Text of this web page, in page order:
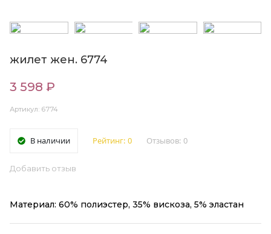
жилет жен. 6774
3 598 ₽
Артикул: 6774
В наличии Рейтинг: 0 Отзывов: 0
Добавить отзыв
Материал: 60% полиэстер, 35% вискоза, 5% эластан